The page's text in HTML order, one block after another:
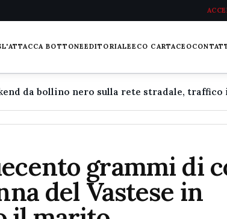
L'ATTACCA BOTTONEEDITORIALEECO CARTACEO
grammi di
del Vastese in